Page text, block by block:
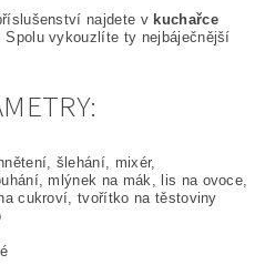
najdete v kuchařce
vykouzlíte ty nejbáječnější
šlehání, mixér,
mlýnek na mák, lis na ovoce,
cukroví, tvořítko na těstoviny